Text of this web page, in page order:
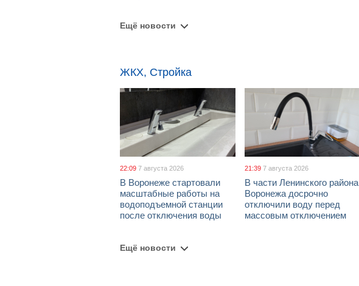
Ещё новости
ЖКХ, Стройка
22:09 7 августа 2026
В Воронеже стартовали
масштабные работы на
водоподъемной станции
после отключения воды
21:39 7 августа 2026
В части Ленинского района
Воронежа досрочно
отключили воду перед
массовым отключением
Ещё новости